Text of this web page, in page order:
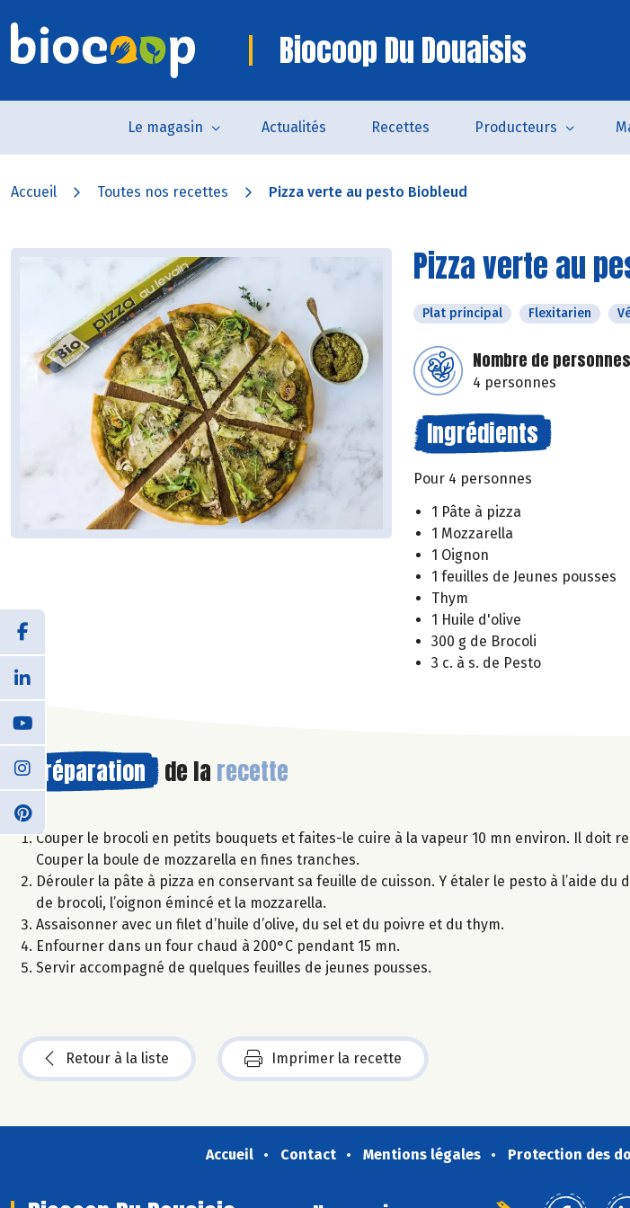
Biocoop Du Douaisis
Le magasin Actualités Recettes Producteurs
Accueil Toutes nos recettes Pizza verte au pesto Biobleud
Pizza verte au
Plat principal Flexitarien
Nombre de personnes
4 personnes
Ingrédients
Pour 4 personnes
1 Pâte à pizza
1 Mozzarella
1 Oignon
1 feuilles de Jeunes pousses
Thym
1 Huile d'olive
300 g de Brocoli
3 c. à s. de Pesto
Préparation de la recette
Couper le brocoli en petits bouquets et faites-le cuire à la vapeur 10 mn environ. Il doit
Couper la boule de mozzarella en fines tranches.
Dérouler la pâte à pizza en conservant sa feuille de cuisson. Y étaler le pesto à l’aide du
de brocoli, l’oignon émincé et la mozzarella.
Assaisonner avec un filet d’huile d’olive, du sel et du poivre et du thym.
Enfourner dans un four chaud à 200°C pendant 15 mn.
Servir accompagné de quelques feuilles de jeunes pousses.
Retour à la liste Imprimer la recette
Accueil Contact Mentions légales Protection des